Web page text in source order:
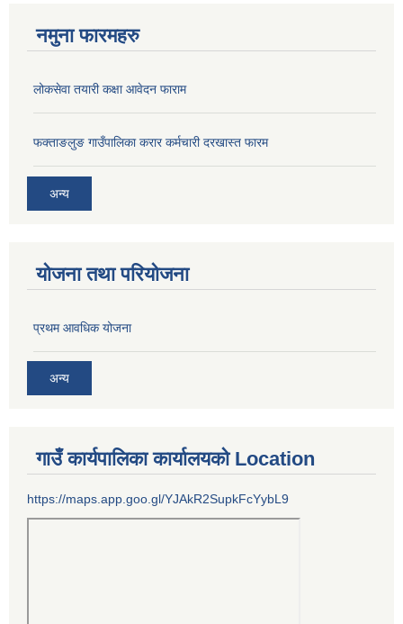
नमुना फारमहरु
लोकसेवा तयारी कक्षा आवेदन फाराम
फक्ताङलुङ गाउँपालिका करार कर्मचारी दरखास्त फारम
अन्य
योजना तथा परियोजना
प्रथम आवधिक योजना
अन्य
गाउँ कार्यपालिका कार्यालयको Location
https://maps.app.goo.gl/YJAkR2SupkFcYybL9